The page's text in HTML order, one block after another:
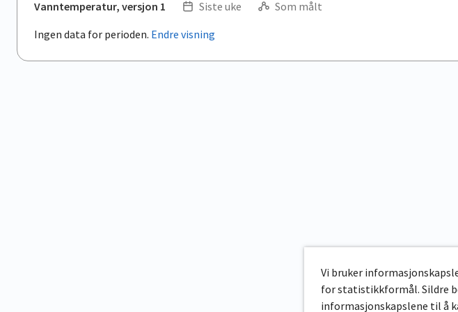
Vanntemperatur, versjon 1 Siste uke
Som målt
Ingen data for perioden. Endre visning
Vi bruker
for statistikkformål. Sildre
informasjonskapslene til å